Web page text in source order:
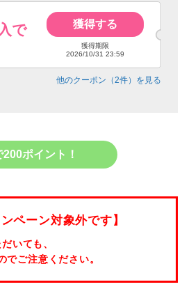
で
獲得する
獲得期限
2026/10/31 23:59
他のクーポン（2件）を見る
ポイント！
ペーン対象外です】
いても、
ご注意ください。